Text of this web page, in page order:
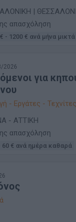
|
απασχόληση
- 1200 € ανά μήνα μικτά
2026
για
- Εργάτες - Τεχνίτες
- ΑΤΤΙΚΗ
απασχόληση
60 € ανά ημέρα καθαρά